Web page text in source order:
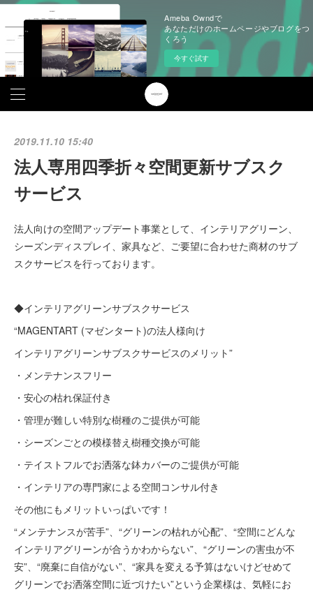
Ameba Owndで
あなただけのホームページやブログをつ
くろう
今すぐ試す
2019.11.10 15:40
法人専用四季折々空間更新サブスク
サービス
法人向けの空間アップデート事業として、インテリアグリーン、
シーズンディスプレイ、家具など、ご要望に合わせた商材のサブ
スクサービスを行っております。
◆インテリアグリーンサブスクサービス
“MAGENTART (マゼンタート)の法人様向け
インテリアグリーンサブスクサービスのメリット”
・メンテナンスフリー
・安心の枯れ保証付き
・管理が難しい特別な樹種のご提供が可能
・シーズンごとの模様替え樹種交換が可能
・テイストフルでお洒落な鉢カバーのご提供が可能
・インテリアの専門家による空間コンサル付き
その他にもメリットいっぱいです！
“メンテナンスが苦手”、“グリーンの枯れが心配”、“空間にどんな
インテリアグリーンが合うかわからない”、“グリーンの害虫が不
安”、“廃棄に自信がない”、“家具を変える予算はないけどせめて
グリーンでお洒落空間に近づけたい”という企業様は、気軽にお